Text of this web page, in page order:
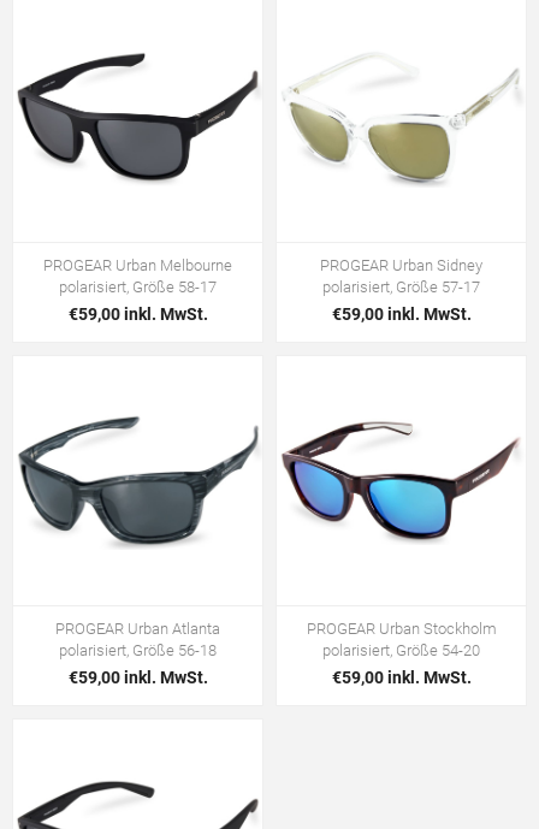
PROGEAR Urban Melbourne
polarisiert, Größe 58-17
€59,00 inkl. MwSt.
PROGEAR Urban Sidney
polarisiert, Größe 57-17
€59,00 inkl. MwSt.
PROGEAR Urban Atlanta
polarisiert, Größe 56-18
€59,00 inkl. MwSt.
PROGEAR Urban Stockholm
polarisiert, Größe 54-20
€59,00 inkl. MwSt.